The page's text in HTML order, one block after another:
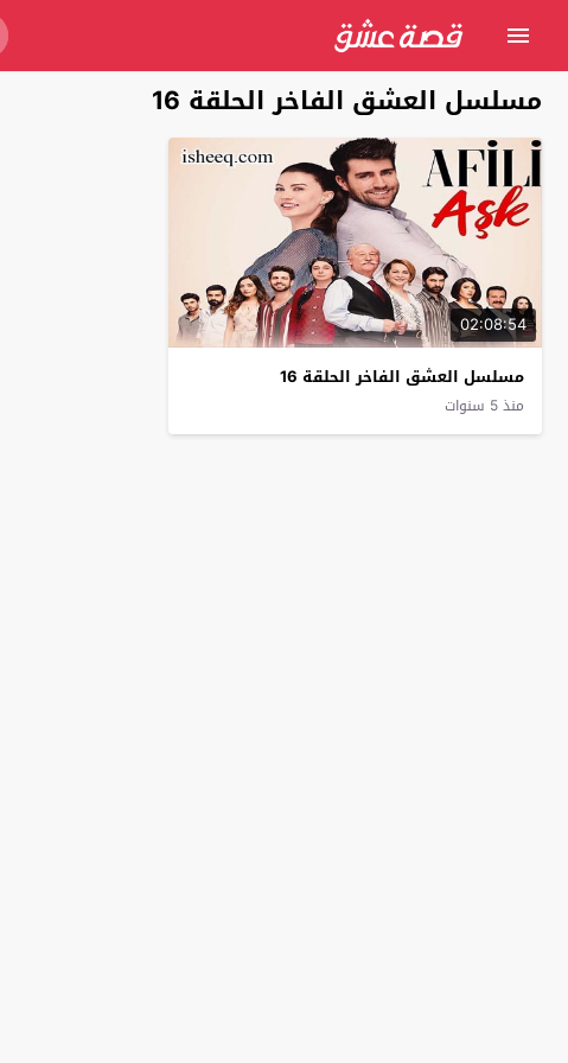
مسلسل العشق الفاخر الحلقة 16
02:08:54
مسلسل العشق الفاخر الحلقة 16
منذ 5 سنوات